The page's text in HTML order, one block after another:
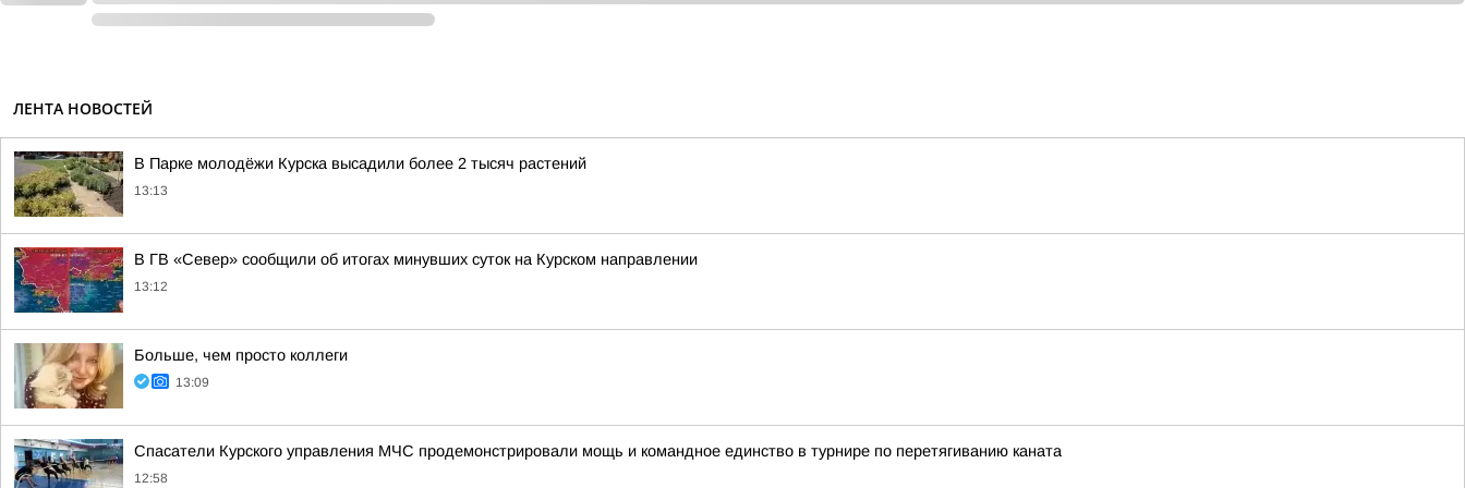
ЛЕНТА НОВОСТЕЙ
В Парке молодёжи Курска высадили более 2 тысяч растений
13:13
В ГВ «Север» сообщили об итогах минувших суток на Курском направлении
13:12
Больше, чем просто коллеги
13:09
Спасатели Курского управления МЧС продемонстрировали мощь и командное единство в турнире по перетягиванию каната
12:58